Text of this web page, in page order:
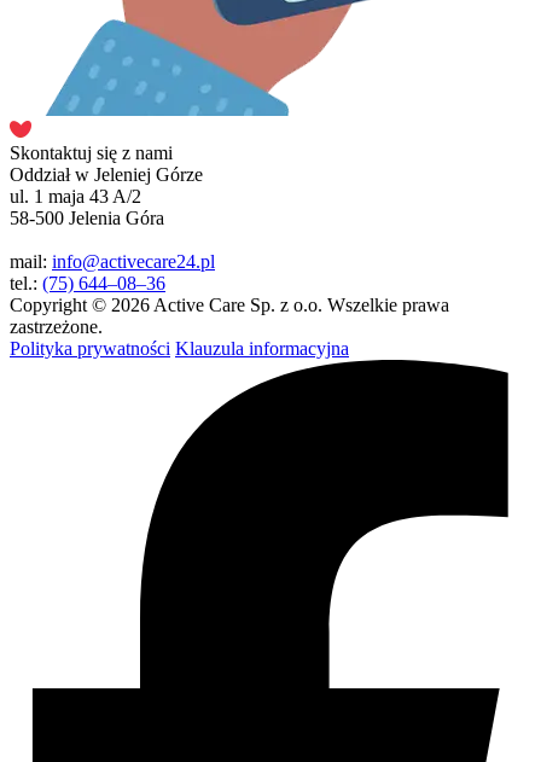
Skontaktuj się z nami
Oddział w Jeleniej Górze
ul. 1 maja 43 A/2
58-500 Jelenia Góra
mail: info@activecare24.pl
tel.: (75) 644–08–36
Copyright © 2026 Active Care Sp. z o.o. Wszelkie prawa
zastrzeżone.
Polityka prywatności Klauzula informacyjna